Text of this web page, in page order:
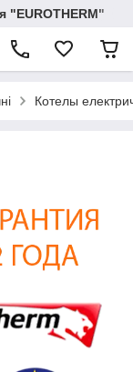
"EUROTHERM"
Котелы